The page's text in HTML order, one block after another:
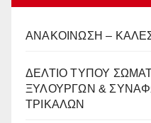
ΑΝΑΚΟΙΝΩΣΗ –
ΔΕΛΤΙΟ ΤΥΠΟΥ
ΞΥΛΟΥΡΓΩΝ &
ΤΡΙΚΑΛΩΝ